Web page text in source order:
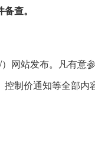
查。
）网站发布。凡有意
制价通知等全部